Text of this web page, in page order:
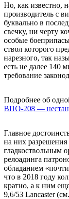
Но, как известно,
производитель с
буквально в
свечку, ни черту
особые
ствол которого
нарезного, так
есть не далее 140
требование
Подробнее об
ВПО-208 —
Главное
на них разрешения
гладкоствольным
релоадинга
обладанием
что в 2018 году
кратно, а к ним
9,6/53 Lancaster (см.